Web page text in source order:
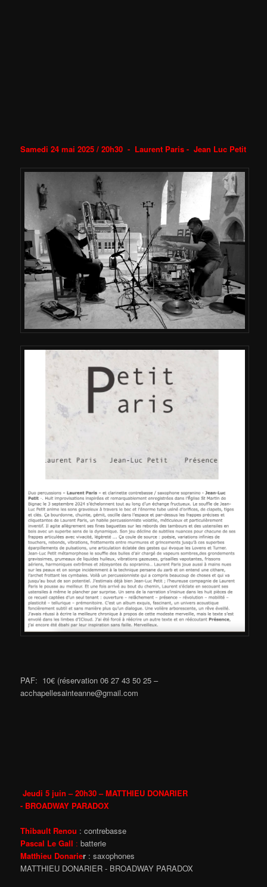
Samedi 24 mai 2025 / 20h30 - Laurent Paris - Jean Luc Petit
PAF: 10€ (réservation 06 27 43 50 25 –
acchapellesainteanne@gmail.com
Jeudi 5 juin – 20h30 – MATTHIEU DONARIER
- BROADWAY PARADOX
Thibault Renou : contrebasse
Pascal Le Gall : batterie
Matthieu Donarier : saxophones
MATTHIEU DONARIER - BROADWAY PARADOX